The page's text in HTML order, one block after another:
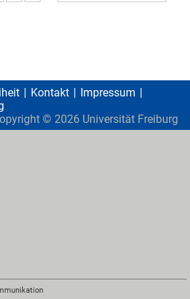
Kontakt
Impressum
© 2026 Universität Freiburg